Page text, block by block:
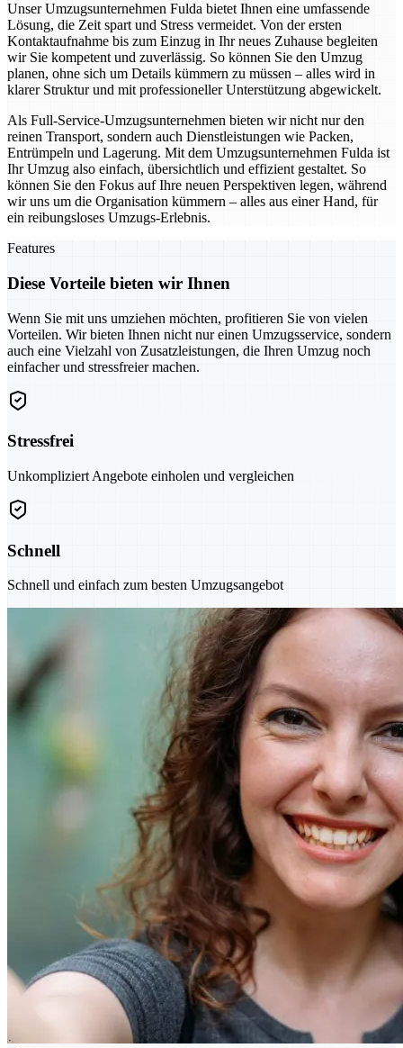
Unser Umzugsunternehmen Fulda bietet Ihnen eine umfassende
Lösung, die Zeit spart und Stress vermeidet. Von der ersten
Kontaktaufnahme bis zum Einzug in Ihr neues Zuhause begleiten
wir Sie kompetent und zuverlässig. So können Sie den Umzug
planen, ohne sich um Details kümmern zu müssen – alles wird in
klarer Struktur und mit professioneller Unterstützung abgewickelt.
Als Full-Service-Umzugsunternehmen bieten wir nicht nur den
reinen Transport, sondern auch Dienstleistungen wie Packen,
Entrümpeln und Lagerung. Mit dem Umzugsunternehmen Fulda ist
Ihr Umzug also einfach, übersichtlich und effizient gestaltet. So
können Sie den Fokus auf Ihre neuen Perspektiven legen, während
wir uns um die Organisation kümmern – alles aus einer Hand, für
ein reibungsloses Umzugs-Erlebnis.
Features
Diese Vorteile bieten wir Ihnen
Wenn Sie mit uns umziehen möchten, profitieren Sie von vielen
Vorteilen. Wir bieten Ihnen nicht nur einen Umzugsservice, sondern
auch eine Vielzahl von Zusatzleistungen, die Ihren Umzug noch
einfacher und stressfreier machen.
Stressfrei
Unkompliziert Angebote einholen und vergleichen
Schnell
Schnell und einfach zum besten Umzugsangebot